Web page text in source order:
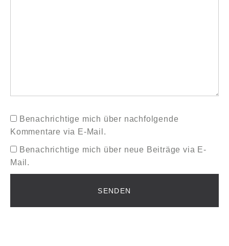
Benachrichtige mich über nachfolgende
Kommentare via E-Mail.
Benachrichtige mich über neue Beiträge via E-
Mail.